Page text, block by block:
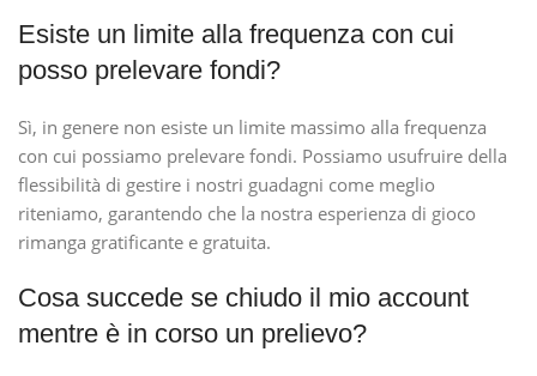
Esiste un limite alla frequenza con cui
posso prelevare fondi?
Sì, in genere non esiste un limite massimo alla frequenza
con cui possiamo prelevare fondi. Possiamo usufruire della
flessibilità di gestire i nostri guadagni come meglio
riteniamo, garantendo che la nostra esperienza di gioco
rimanga gratificante e gratuita.
Cosa succede se chiudo il mio account
mentre è in corso un prelievo?